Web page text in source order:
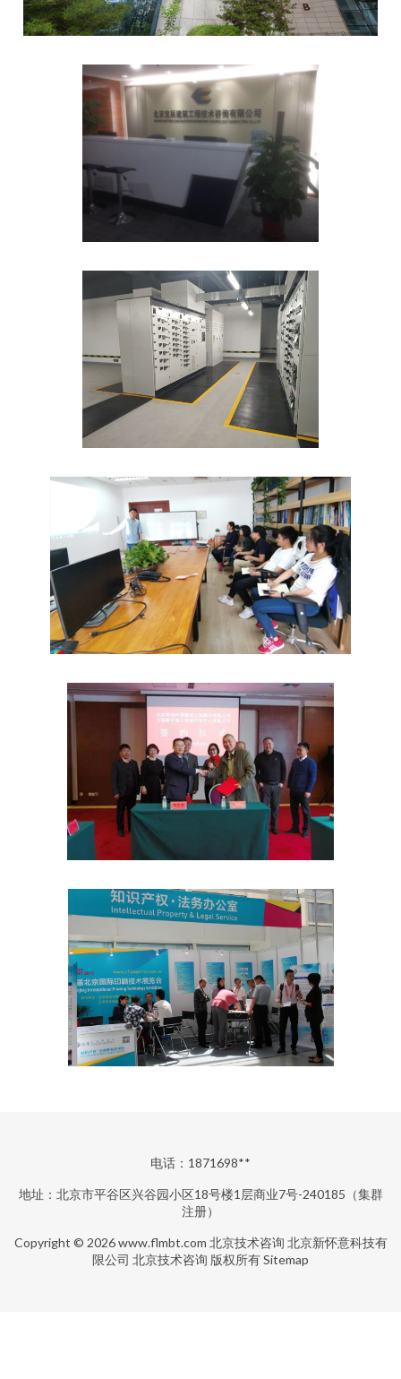
电话：1871698**
地址：北京市平谷区兴谷园小区18号楼1层商业7号-240185（集群
注册）
Copyright © 2026www.flmbt.com 北京技术咨询 北京新怀意科技有
限公司 北京技术咨询 版权所有Sitemap